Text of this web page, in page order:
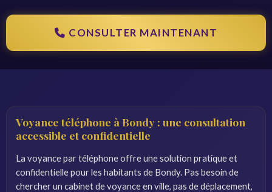
CONSULTER MAINTENANT
Voyance téléphone à Bondy : une consultation
accessible et confidentielle
La voyance par téléphone offre une solution pratique et
confidentielle pour les habitants de Bondy. Pas besoin de
chercher un cabinet de voyance en ville, pas de déplacement,